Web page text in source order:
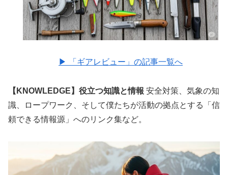
▶︎ 「ギアレビュー」の記事一覧へ
【KNOWLEDGE】役立つ知識と情報 安全対策、気象の知
識、ロープワーク、そして僕たちが活動の拠点とする「信
頼できる情報源」へのリンク集など。